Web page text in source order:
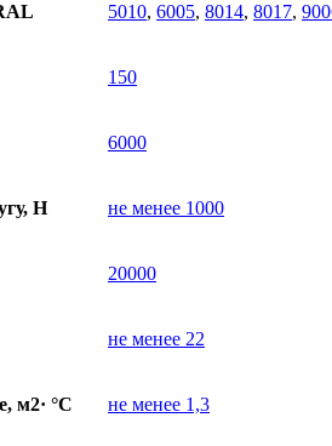
5010, 6005, 8014, 8017,
150
6000
Н не менее 1000
20000
не менее 22
м2· °С не менее 1,3